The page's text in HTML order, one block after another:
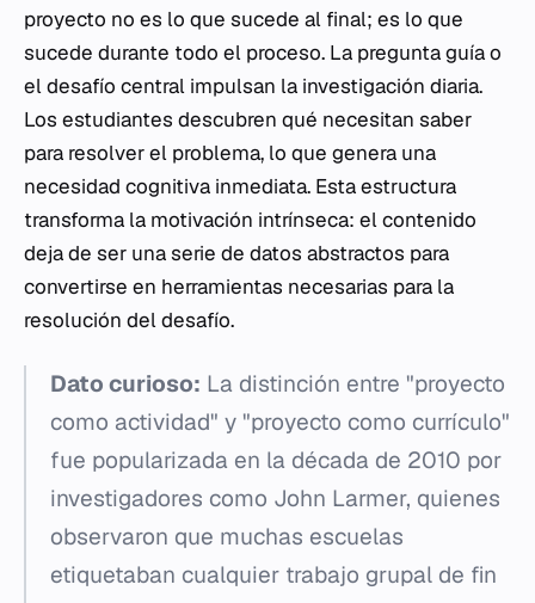
proyecto no es lo que sucede al final; es lo que
sucede durante todo el proceso. La pregunta guía o
el desafío central impulsan la investigación diaria.
Los estudiantes descubren qué necesitan saber
para resolver el problema, lo que genera una
necesidad cognitiva inmediata. Esta estructura
transforma la motivación intrínseca: el contenido
deja de ser una serie de datos abstractos para
convertirse en herramientas necesarias para la
resolución del desafío.
Dato curioso: La distinción entre "proyecto
como actividad" y "proyecto como currículo"
fue popularizada en la década de 2010 por
investigadores como John Larmer, quienes
observaron que muchas escuelas
etiquetaban cualquier trabajo grupal de fin